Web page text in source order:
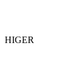
HIGER